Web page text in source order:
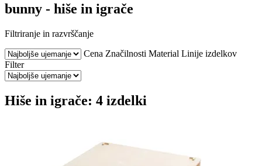
bunny - hiše in igrače
Filtriranje in razvrščanje
Cena Značilnosti Material Linije izdelkov
Filter
Hiše in igrače: 4 izdelki